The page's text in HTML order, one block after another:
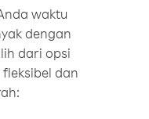
waktu
dengan
dari opsi
dan